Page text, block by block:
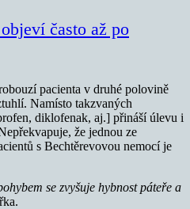
často až po
pacienta v druhé polovině
Namísto takzvaných
diklofenak, aj.] přináší úlevu i
že jednou ze
s Bechtěrevovou nemocí je
se zvyšuje hybnost páteře a